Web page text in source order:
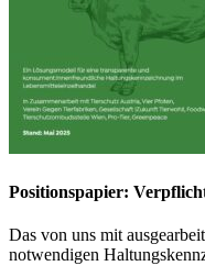
Positionspapier:
Das von uns mit
notwendigen